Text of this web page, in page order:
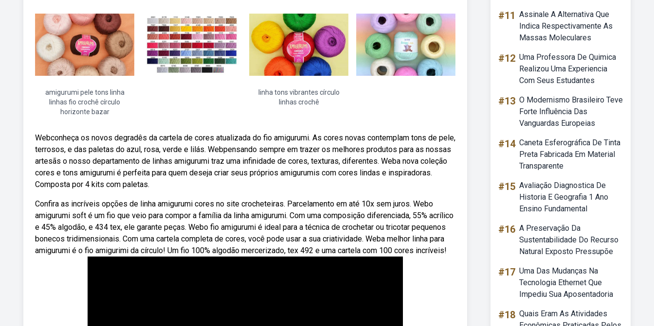
amigurumi pele tons linha
linhas fio crochê círculo
horizonte bazar
linha tons vibrantes círculo
linhas crochê
Webconheça os novos degradês da cartela de cores atualizada do fio amigurumi. As cores novas contemplam tons de pele,
terrosos, e das paletas do azul, rosa, verde e lilás. Webpensando sempre em trazer os melhores produtos para as nossas
artesãs o nosso departamento de linhas amigurumi traz uma infinidade de cores, texturas, diferentes. Weba nova coleção
cores e tons amigurumi é perfeita para quem deseja criar seus próprios amigurumis com cores lindas e inspiradoras.
Composta por 4 kits com paletas.
Confira as incríveis opções de linha amigurumi cores no site crocheteiras. Parcelamento em até 10x sem juros. Webo
amigurumi soft é um fio que veio para compor a família da linha amigurumi. Com uma composição diferenciada, 55% acrílico
e 45% algodão, e 434 tex, ele garante peças. Webo fio amigurumi é ideal para a técnica de crochetar ou tricotar pequenos
bonecos tridimensionais. Com uma cartela completa de cores, você pode usar a sua criatividade. Weba melhor linha para
amigurumi é o fio amigurimi da círculo! Um fio 100% algodão mercerizado, tex 492 e uma cartela com 100 cores incríveis!
#11 Assinale A Alternativa Que
Indica Respectivamente As
Massas Moleculares
#12 Uma Professora De Quimica
Realizou Uma Experiencia
Com Seus Estudantes
#13 O Modernismo Brasileiro Teve
Forte Influência Das
Vanguardas Europeias
#14 Caneta Esferográfica De Tinta
Preta Fabricada Em Material
Transparente
#15 Avaliação Diagnostica De
Historia E Geografia 1 Ano
Ensino Fundamental
#16 A Preservação Da
Sustentabilidade Do Recurso
Natural Exposto Pressupõe
#17 Uma Das Mudanças Na
Tecnologia Ethernet Que
Impediu Sua Aposentadoria
#18 Quais Eram As Atividades